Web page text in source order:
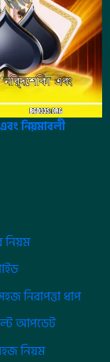
নিয়মাবলী
নিয়ম
নিরাপত্তা ধাপ
আপডেট
নিয়ম